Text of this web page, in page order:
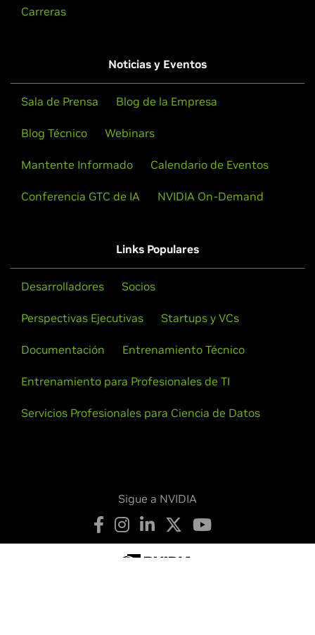
Carreras
Noticias y Eventos
Sala de Prensa Blog de la Empresa
Blog Técnico Webinars
Mantente Informado Calendario de Eventos
Conferencia GTC de IA NVIDIA On-Demand
Links Populares
Desarrolladores Socios
Perspectivas Ejecutivas Startups y VCs
Documentación Entrenamiento Técnico
Entrenamiento para Profesionales de TI
Servicios Profesionales para Ciencia de Datos
Sigue a NVIDIA